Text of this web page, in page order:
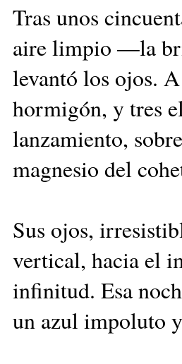
Tras unos
aire limpio —la
levantó los ojos.
hormigón, y tres
lanzamiento,
magnesio del
Sus ojos,
vertical, hacia el
infinitud. Esa
un azul impoluto